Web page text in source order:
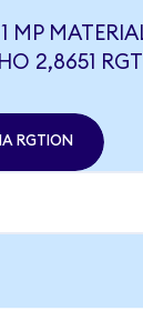
MP
2,8651
RGTION